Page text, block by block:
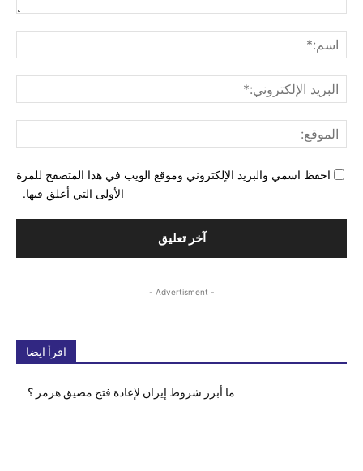
احفظ اسمي والبريد الإلكتروني وموقع الويب في هذا المتصفح للمرة
الأولى التي أعلق فيها.
- Advertisment -
اقرأ ايضا
ما أبرز شروط إيران لإعادة فتح مضيق هرمز ؟